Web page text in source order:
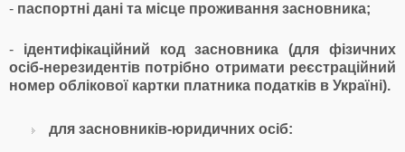
- паспортні дані та місце проживання засновника;
- ідентифікаційний код засновника (для фізичних
осіб-нерезидентів потрібно отримати реєстраційний
номер облікової картки платника податків в Україні).
для засновників-юридичних осіб: